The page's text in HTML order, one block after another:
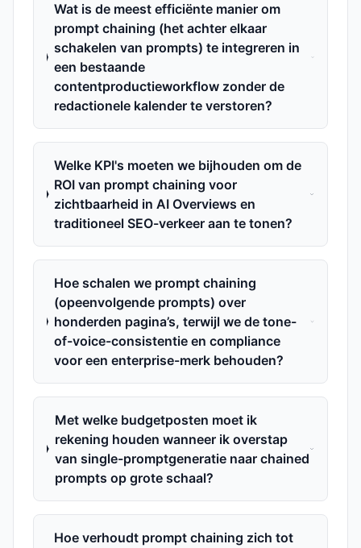
Wat is de meest efficiënte manier om
prompt chaining (het achter elkaar
schakelen van prompts) te integreren in
een bestaande
contentproductieworkflow zonder de
redactionele kalender te verstoren?
Welke KPI's moeten we bijhouden om de
ROI van prompt chaining voor
zichtbaarheid in AI Overviews en
traditioneel SEO-verkeer aan te tonen?
Hoe schalen we prompt chaining
(opeenvolgende prompts) over
honderden pagina’s, terwijl we de tone-
of-voice-consistentie en compliance
voor een enterprise-merk behouden?
Met welke budgetposten moet ik
rekening houden wanneer ik overstap
van single-promptgeneratie naar chained
prompts op grote schaal?
Hoe verhoudt prompt chaining zich tot